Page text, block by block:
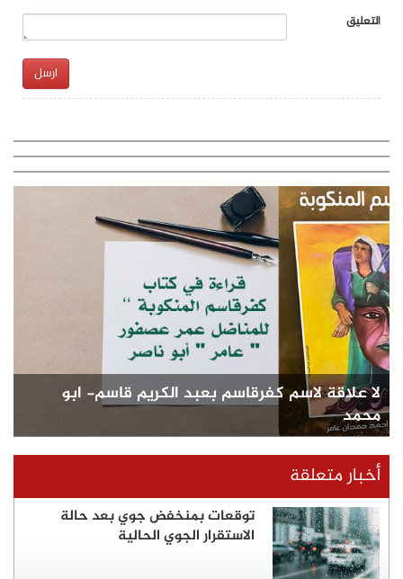
التعليق
ارسل
لا علاقة لاسم كفرقاسم بعبد الكريم قاسم- ابو
محمد
أخبار متعلقة
توقعات بمنخفض جوي بعد حالة
الاستقرار الجوي الحالية